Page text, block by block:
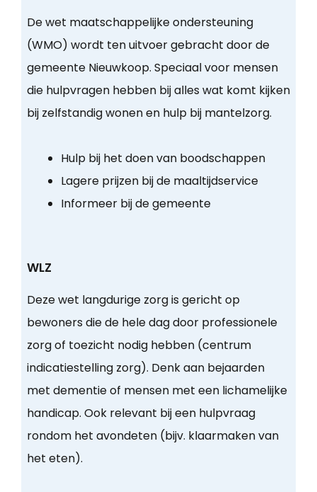
De wet maatschappelijke ondersteuning
(WMO) wordt ten uitvoer gebracht door de
gemeente Nieuwkoop. Speciaal voor mensen
die hulpvragen hebben bij alles wat komt kijken
bij zelfstandig wonen en hulp bij mantelzorg.
Hulp bij het doen van boodschappen
Lagere prijzen bij de maaltijdservice
Informeer bij de gemeente
WLZ
Deze wet langdurige zorg is gericht op
bewoners die de hele dag door professionele
zorg of toezicht nodig hebben (centrum
indicatiestelling zorg). Denk aan bejaarden
met dementie of mensen met een lichamelijke
handicap. Ook relevant bij een hulpvraag
rondom het avondeten (bijv. klaarmaken van
het eten).